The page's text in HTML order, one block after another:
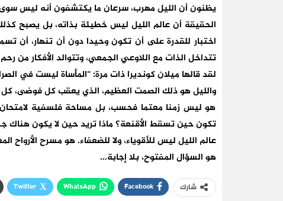
يظنون أن الليل مهرب، سرعان ما يكتشفون أنه ليس
الحقيقة أن عالم الليل ليس خطيئة بذاته، بل يصبح
اختبار للقدرة على أن تكون وحيدا دون أن تنهار، أن
تتداخل الذات مع اللاوعي الجمعي، وتتوالد الأفكار من
لقد قالها ميلان كونديرا ذات مرة: “المأساة ليست في
والليل هو ذلك الصمت العظيم، الذي يعقب كل فوضى، كل
هو ليس زمنا معتما فحسب، بل مساحة فلسفية
تكون حين تسقط الأقنعة؟ ماذا تريد حين لا يكون هناك
عالم الليل ليس للأقوياء، ولا للضعفاء. هو مسرح الأرواح
هو السؤال المفتوح، بلا إجابة…
شارك Facebook
WhatsApp
Twitter